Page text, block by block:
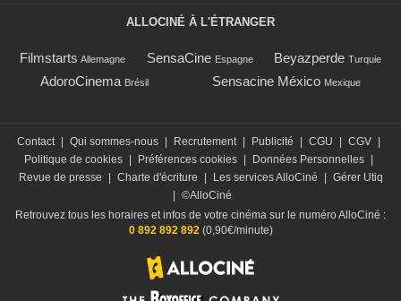
ALLOCINÉ À L'ÉTRANGER
Filmstarts Allemagne SensaCine Espagne Beyazperde Turquie
AdoroCinema Brésil Sensacine México Mexique
Contact | Qui sommes-nous | Recrutement | Publicité | CGU | CGV |
Politique de cookies | Préférences cookies | Données Personnelles |
Revue de presse
| Charte d'écriture | Les services AlloCiné | Gérer Utiq
| ©AlloCiné
Retrouvez tous les horaires et infos de votre cinéma sur le numéro AlloCiné :
0 892 892 892 (0,90€/minute)